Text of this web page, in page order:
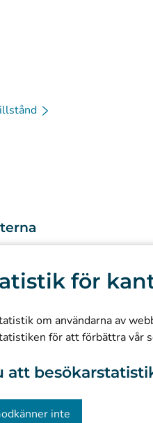
för
om användarna av
för att förbättra vår
att
inte
ledning
medier